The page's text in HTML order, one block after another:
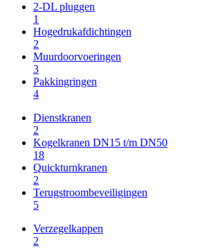
2-DL pluggen
1
Hogedrukafdichtingen
2
Muurdoorvoeringen
3
Pakkingringen
4
Dienstkranen
2
Kogelkranen DN15 t/m DN50
18
Quickturnkranen
2
Terugstroombeveiligingen
5
Verzegelkappen
2